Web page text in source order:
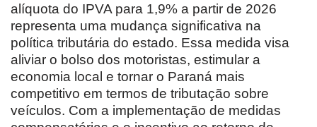
alíquota do IPVA para 1,9% a partir de 2026
representa uma mudança significativa na
política tributária do estado. Essa medida visa
aliviar o bolso dos motoristas, estimular a
economia local e tornar o Paraná mais
competitivo em termos de tributação sobre
veículos. Com a implementação de medidas